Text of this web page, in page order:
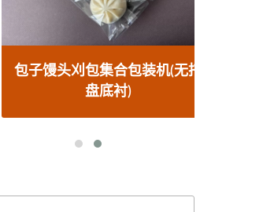
包子馒头刈包集合包装机(无托
盘底衬)